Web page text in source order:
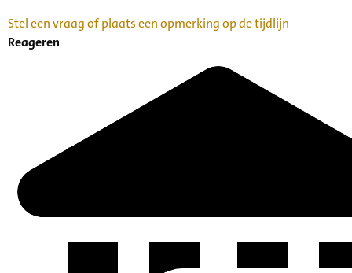
Stel een vraag of plaats een opmerking op de tijdlijn
Reageren